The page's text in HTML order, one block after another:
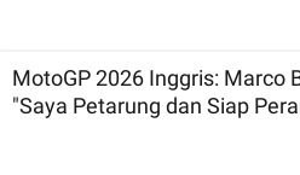
MotoGP 2026 Inggris: Marco
"Saya Petarung dan Siap